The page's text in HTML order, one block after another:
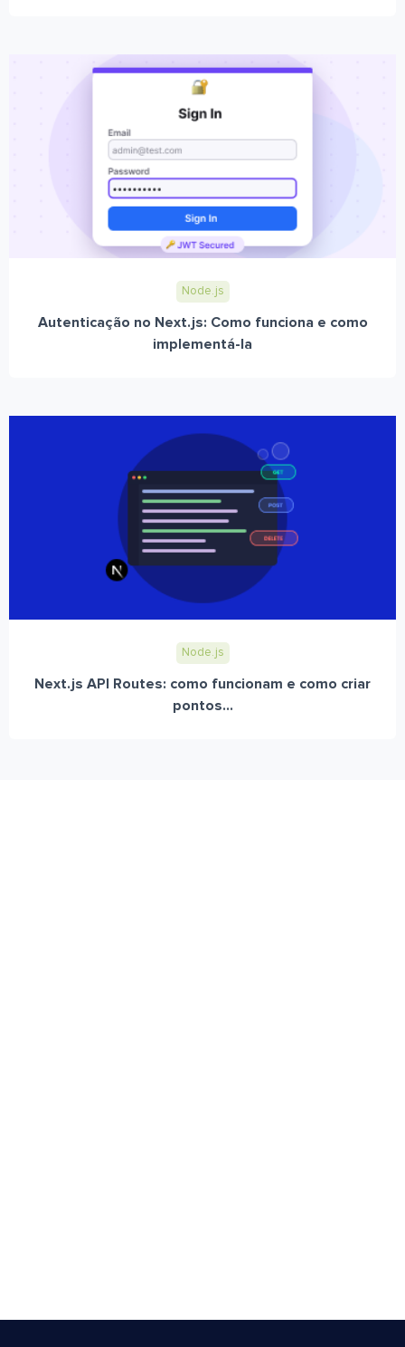
Node.js
Autenticação no Next.js: Como funciona e como
implementá-la
Node.js
Next.js API Routes: como funcionam e como criar
pontos...